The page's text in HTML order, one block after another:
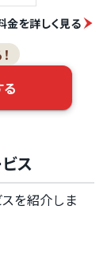
金を詳しく見る
ス
を紹介しま